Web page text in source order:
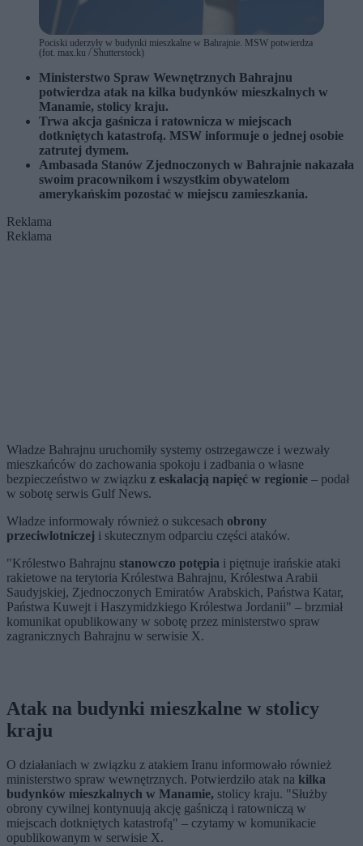
Pociski uderzyły w budynki mieszkalne w Bahrajnie. MSW potwierdza
(fot. max.ku / Shutterstock)
Ministerstwo Spraw Wewnętrznych Bahrajnu
potwierdza atak na kilka budynków mieszkalnych w
Manamie, stolicy kraju.
Trwa akcja gaśnicza i ratownicza w miejscach
dotkniętych katastrofą. MSW informuje o jednej osobie
zatrutej dymem.
Ambasada Stanów Zjednoczonych w Bahrajnie nakazała
swoim pracownikom i wszystkim obywatelom
amerykańskim pozostać w miejscu zamieszkania.
Reklama
Reklama
Władze Bahrajnu uruchomiły systemy ostrzegawcze i wezwały
mieszkańców do zachowania spokoju i zadbania o własne
bezpieczeństwo w związku z eskalacją napięć w regionie – podał
w sobotę serwis Gulf News.
Władze informowały również o sukcesach obrony
przeciwlotniczej i skutecznym odparciu części ataków.
"Królestwo Bahrajnu stanowczo potępia i piętnuje irańskie ataki
rakietowe na terytoria Królestwa Bahrajnu, Królestwa Arabii
Saudyjskiej, Zjednoczonych Emiratów Arabskich, Państwa Katar,
Państwa Kuwejt i Haszymidzkiego Królestwa Jordanii" – brzmiał
komunikat opublikowany w sobotę przez ministerstwo spraw
zagranicznych Bahrajnu w serwisie X.
Atak na budynki mieszkalne w stolicy
kraju
O działaniach w związku z atakiem Iranu informowało również
ministerstwo spraw wewnętrznych. Potwierdziło atak na kilka
budynków mieszkalnych w Manamie, stolicy kraju. "Służby
obrony cywilnej kontynuują akcję gaśniczą i ratowniczą w
miejscach dotkniętych katastrofą" – czytamy w komunikacie
opublikowanym w serwisie X.